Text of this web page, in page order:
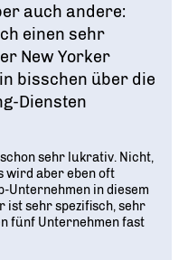
auch andere:
einen sehr
New Yorker
bisschen über die
Diensten
sehr lukrativ. Nicht,
wird aber eben oft
Unternehmen in diesem
ist sehr spezifisch, sehr
fünf Unternehmen fast